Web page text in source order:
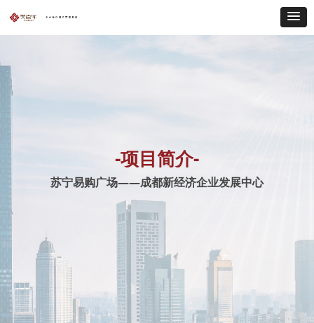
-项目简介-
苏宁易购广场——成都新经济企业发展中心